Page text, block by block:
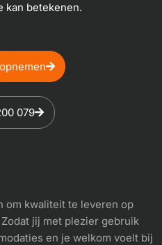
kan betekenen.
079
om kwaliteit te leveren op
jij met plezier gebruik
en je welkom voelt bij